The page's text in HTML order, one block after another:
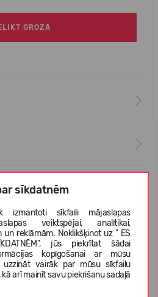
sīkdatnēm
izmantoti sīkfaili mājaslapas
veiktspējai, analītikai,
reklāmām. Noklikšķinot uz " ES
jūs piekrītat šādai
kopīgošanai ar mūsu
vairāk par mūsu sīkfailu
arī mainīt savu piekrišanu sadaļā
GROZĀ